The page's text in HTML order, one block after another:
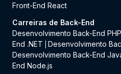
Front-End React
Carreiras de Back-End
Desenvolvimento Back-End PHP
End .NET
Desenvolvimento
Desenvolvimento Back-End
End Node.js